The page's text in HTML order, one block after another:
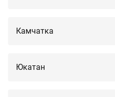
Камчатка
Юкатан